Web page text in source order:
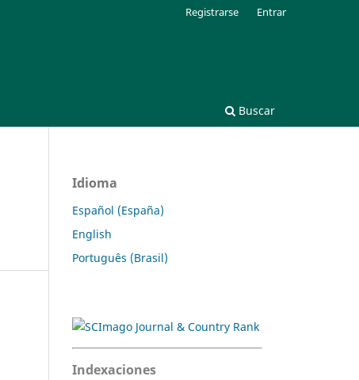
Buscar
Registrarse Entrar
Idioma
Español (España)
English
Português (Brasil)
Indexaciones